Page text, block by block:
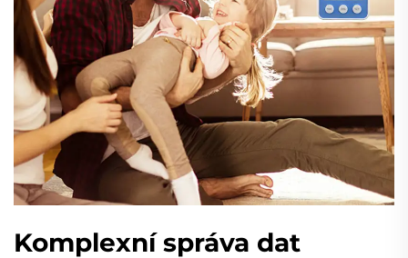
Komplexní správa dat